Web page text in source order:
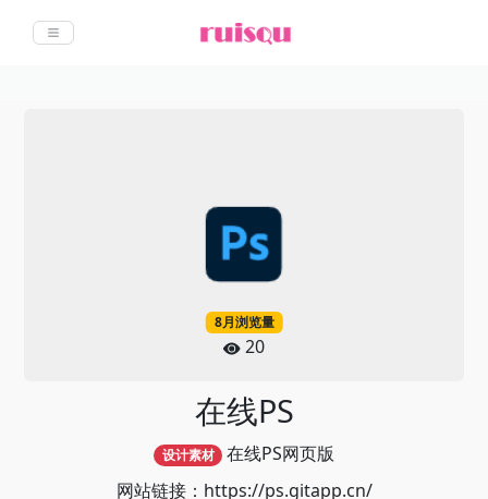
8月浏览量
20
在线PS
设计素材
在线PS网页版
网站链接：https://ps.gitapp.cn/